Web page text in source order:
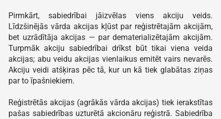
Pirmkārt, sabiedrībai jāizvēlas viens akciju veids.
Līdzšinējās vārda akcijas kļūst par reģistrētajām akcijām,
bet uzrādītāja akcijas — par dematerializētajām akcijām.
Turpmāk akciju sabiedrībai drīkst būt tikai viena veida
akcijas; abu veidu akcijas vienlaikus emitēt vairs nevarēs.
Akciju veidi atšķiras pēc tā, kur un kā tiek glabātas ziņas
par to īpašniekiem.
Reģistrētās akcijas (agrākās vārda akcijas) tiek ierakstītas
pašas sabiedrības uzturētā akcionāru reģistrā. Sabiedrība